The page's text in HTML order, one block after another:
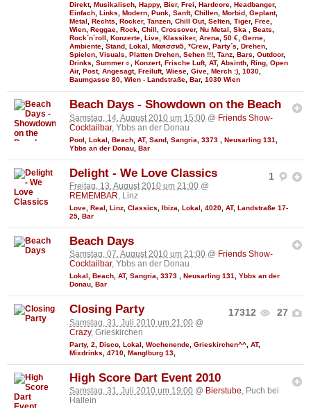
Direkt, Musikalisch, Happy, Bier, Frei, Hardcore, Headbanger,
Einfach, Links, Modern, Punk, Sanft, Chillen, Morbid, Geplant,
Metal, Rechts, Rocker, Tanzen, Chill Out, Selten, Tiger, Free,
Wien, Reggae, Rock, Chill, Crossover, Nu Metal, Ska , Beats,
Rock´n´roll, Konzerte, Live, Klassiker, Arena, 50 €, Gerne,
Ambiente, Stand, Lokal, Мαяσσи5, *Crew, Party´s, Drehen,
Spielen, Visuals, Platten Drehen, Sehen !!!, Tanz, Bars, Outdoor,
Drinks, Summer☼, Konzert, Frische Luft, AT, Absinth, Ring, Open
Air, Post, Angesagt, Freiluft, Wiese, Give, Merch :), 1030,
Baumgasse 80, Wien - Landstraße, Bar, 1030 Wien
Beach Days - Showdown on the Beach
Samstag, 14. August 2010 um 15:00 @ Friends Show-
Cocktailbar, Ybbs an der Donau
Pool Lokal Beach AT, Sand Sangria 3373 Neusarling 131
Ybbs an der Donau Bar
1
Delight - We Love Classics
Freitag, 13. August 2010 um 21:00 @
REMEMBAR, Linz
Love Real Linz Classics Ibiza Lokal 4020 AT, Landstraße 17-
25 Bar
Beach Days
Samstag, 07. August 2010 um 21:00 @ Friends Show-
Cocktailbar, Ybbs an der Donau
Lokal, Beach, AT, Sangria, 3373 , Neusarling 131, Ybbs an der
Donau, Bar
17312 27
Closing Party
Samstag, 31. Juli 2010 um 21:00 @
Crazy, Grieskirchen
Party, 2 Disco Lokal Wochenende Grieskirchen^^ AT,
Mixdrinks
4710 Manglburg 13
High Score Dart Event 2010
Samstag, 31. Juli 2010 um 19:00 @ Bierstube, Puch bei
Hallein